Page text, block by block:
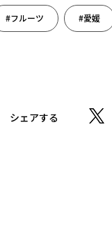
#フルーツ #愛媛
シェアする